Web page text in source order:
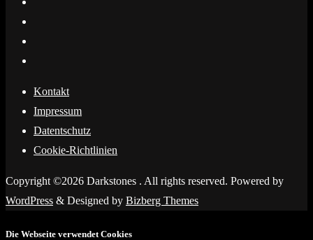
Kontakt
Impressum
Datentschutz
Cookie-Richtlinien
Copyright ©2026 Darkstones . All rights reserved. Powered by
WordPress & Designed by Bizberg Themes
Die Webseite verwendet Cookies